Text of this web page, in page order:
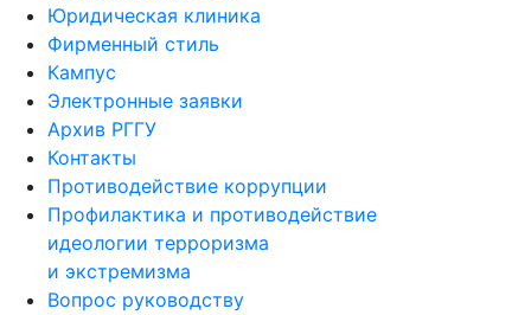
Юридическая клиника
Фирменный стиль
Кампус
Электронные заявки
Архив РГГУ
Контакты
Противодействие коррупции
Профилактика и противодействие
идеологии терроризма
и экстремизма
Вопрос руководству